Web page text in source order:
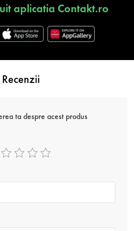
aplicatia Contakt.ro
Recenzii
ta despre acest produs